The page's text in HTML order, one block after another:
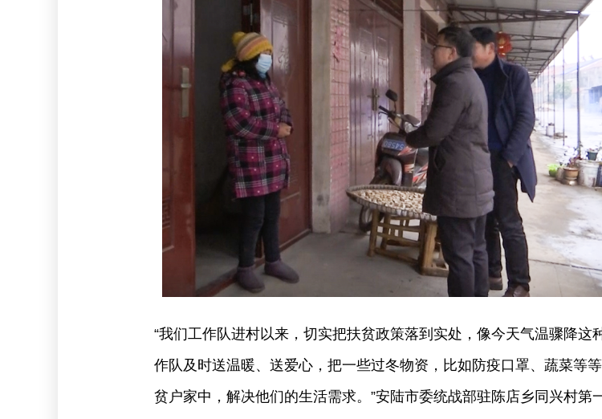
“我们工作队进村以来，切实把扶贫政策落到实处，像今天气温骤降这
作队及时送温暖、送爱心，把一些过冬物资，比如防疫口罩、蔬菜等
贫户家中，解决他们的生活需求。”安陆市委统战部驻陈店乡同兴村第